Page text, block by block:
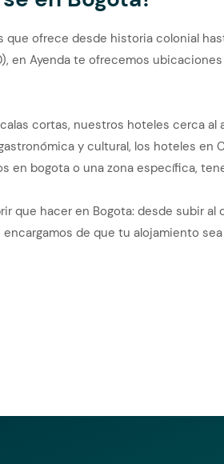
que ofrece desde historia colonial
en Ayenda te ofrecemos
cortas, nuestros hoteles cerca
y cultural, los hoteles en
en bogota o una zona específica,
que hacer en Bogota: desde subir
de que tu alojamiento